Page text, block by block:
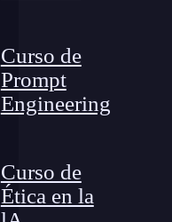
Curso de
Prompt
Engineering
Curso de
Ética en la